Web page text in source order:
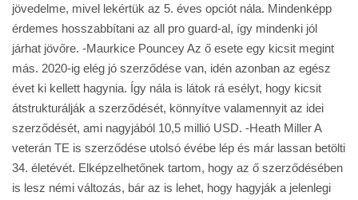
jövedelme, mivel lekértük az 5. éves opciót nála. Mindenképp
érdemes hosszabbítani az all pro guard-al, így mindenki jól
járhat jövőre. -Maurkice Pouncey Az ő esete egy kicsit megint
más. 2020-ig elég jó szerződése van, idén azonban az egész
évet ki kellett hagynia. Így nála is látok rá esélyt, hogy kicsit
átstrukturálják a szerződését, könnyítve valamennyit az idei
szerződését, ami nagyjából 10,5 millió USD. -Heath Miller A
veterán TE is szerződése utolsó évébe lép és már lassan betölti
34. életévét. Elképzelhetőnek tartom, hogy az ő szerződésében
is lesz némi változás, bár az is lehet, hogy hagyják a jelenlegi